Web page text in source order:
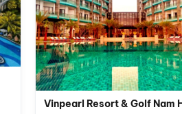
Vinpearl Resort & Golf Nam